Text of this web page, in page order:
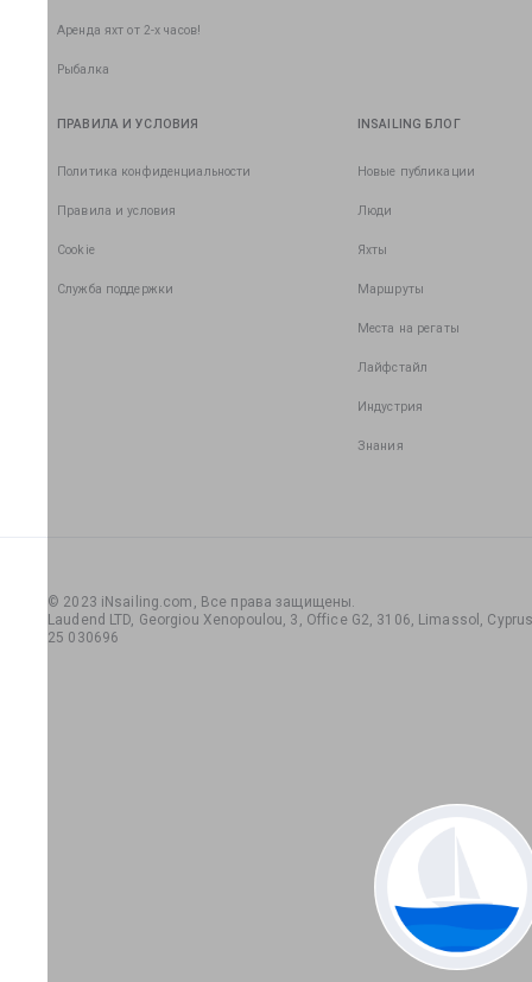
Аренда яхт от 2-х часов!
Рыбалка
ПРАВИЛА И УСЛОВИЯ
Политика конфиденциальности
Правила и условия
Cookie
Служба поддержки
INSAILING БЛОГ
Новые публикации
Люди
Яхты
Маршруты
Места на регаты
Лайфстайл
Индустрия
Знания
© 2023 iNsailing.com, Все права защищены.
Laudend LTD, Georgiou Xenopoulou, 3, Office G2, 3106, Limassol,
25 030696